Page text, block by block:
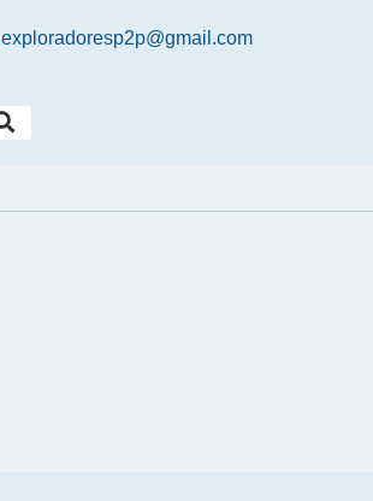
exploradoresp2p@gmail.com